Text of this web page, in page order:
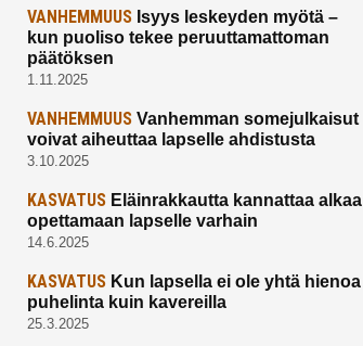
VANHEMMUUS Isyys leskeyden myötä –
kun puoliso tekee peruuttamattoman
päätöksen
1.11.2025
VANHEMMUUS Vanhemman somejulkaisut
voivat aiheuttaa lapselle ahdistusta
3.10.2025
KASVATUS Eläinrakkautta kannattaa alkaa
opettamaan lapselle varhain
14.6.2025
KASVATUS Kun lapsella ei ole yhtä hienoa
puhelinta kuin kavereilla
25.3.2025